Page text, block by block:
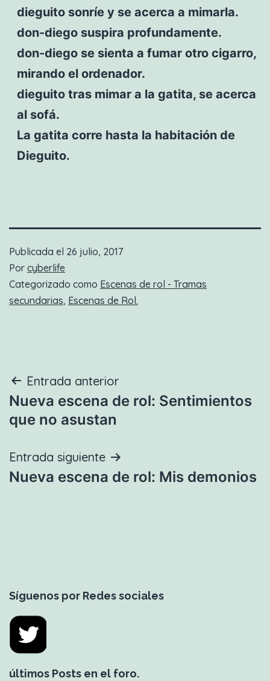
dieguito sonríe y se acerca a mimarla.
don-diego suspira profundamente.
don-diego se sienta a fumar otro cigarro,
mirando el ordenador.
dieguito tras mimar a la gatita, se acerca
al sofá.
La gatita corre hasta la habitación de
Dieguito.
Publicada el 26 julio, 2017
Por cyberlife
Categorizado como Escenas de rol - Tramas
secundarias, Escenas de Rol.
Navegación
de
Entrada anterior
Nueva escena de rol: Sentimientos
que no asustan
Entrada siguiente
Nueva escena de rol: Mis demonios
Síguenos por Redes sociales
últimos Posts en el foro.